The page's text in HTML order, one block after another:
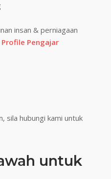
insan & perniagaan
Pengajar
sila hubungi kami untuk
untuk